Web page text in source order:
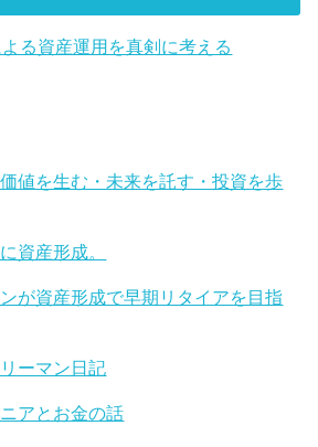
る資産運用を真剣に考える
値を生む・未来を託す・投資を歩
資産形成。
が資産形成で早期リタイアを目指
ーマン日記
アとお金の話